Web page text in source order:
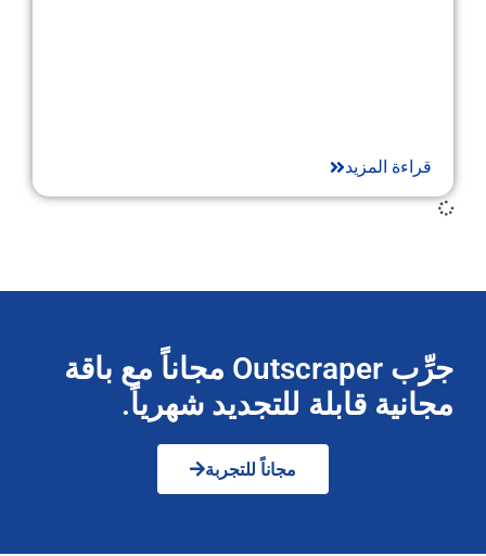
قراءة المزيد
جرِّب Outscraper مجاناً مع باقة
مجانية قابلة للتجديد شهرياً.
مجاناً للتجربة